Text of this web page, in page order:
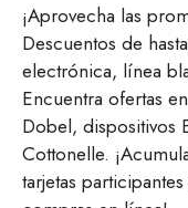
¡Aprovecha las
Descuentos de
electrónica, línea
Encuentra ofertas
Dobel, dispositivos
Cottonelle.
tarjetas